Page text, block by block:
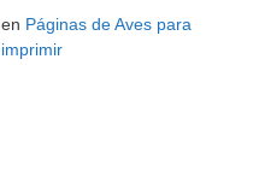
en Páginas de Aves para
imprimir